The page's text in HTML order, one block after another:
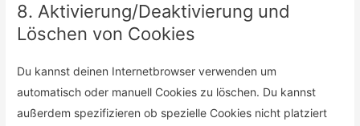
8. Aktivierung/Deaktivierung und
Löschen von Cookies
Du kannst deinen Internetbrowser verwenden um
automatisch oder manuell Cookies zu löschen. Du kannst
außerdem spezifizieren ob spezielle Cookies nicht platziert